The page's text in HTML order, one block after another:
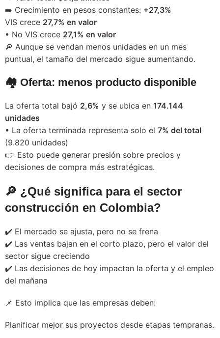
➡️ Crecimiento en pesos constantes: +27,3%
VIS crece 27,7% en valor
• No VIS crece 27,1% en valor
🔎 Aunque se vendan menos unidades en un mes
puntual, el tamaño del mercado sigue aumentando.
🏘️ Oferta: menos producto disponible
La oferta total bajó 2,6% y se ubica en 174.144
unidades
• La oferta terminada representa solo el 7% del total
(9.820 unidades)
👉 Esto puede generar presión sobre precios y
decisiones de compra más estratégicas.
🔎 ¿Qué significa para el sector
construcción en Colombia?
✔️ El mercado se ajusta, pero no se frena
✔️ Las ventas bajan en el corto plazo, pero el valor del
sector sigue creciendo
✔️ Las decisiones de hoy impactan la oferta y el empleo
del mañana
📌 Esto implica que las empresas deben:
Planificar mejor sus proyectos desde etapas tempranas.